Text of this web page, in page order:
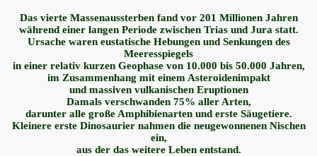
Das vierte Massenaussterben fand vor 201 Millionen Jahren
während einer langen Periode zwischen Trias und Jura statt.
Ursache waren eustatische Hebungen und Senkungen des
Meeresspiegels
in einer relativ kurzen Geophase von 10.000 bis 50.000 Jahren,
im Zusammenhang mit einem Asteroidenimpakt
und massiven vulkanischen Eruptionen
Damals verschwanden 75% aller Arten,
darunter alle große Amphibienarten und erste Säugetiere.
Kleinere erste Dinosaurier nahmen die neugewonnenen Nischen
ein,
aus der das weitere Leben entstand.